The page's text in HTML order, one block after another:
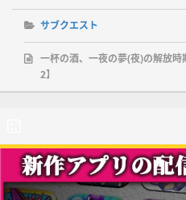
サブクエスト
一杯の酒、一夜の夢(夜)の解放
2】